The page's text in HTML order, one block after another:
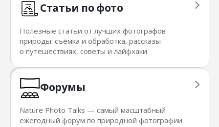
Статьи по фото
Полезные статьи от лучших фотографов
природы: съёмка и обработка, рассказы
о путешествиях, советы и лайфхаки
Форумы
Nature Photo Talks — cамый масштабный
ежегодный форум по природной фотографии